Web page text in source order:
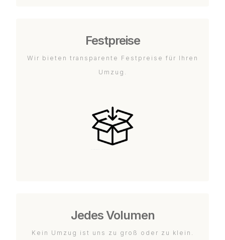
Festpreise
Wir bieten transparente Festpreise für Ihren
Umzug.
Jedes Volumen
Kein Umzug ist uns zu groß oder zu klein.